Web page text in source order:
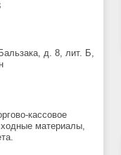
д. 8, лит. Б,
кассовое
материалы,